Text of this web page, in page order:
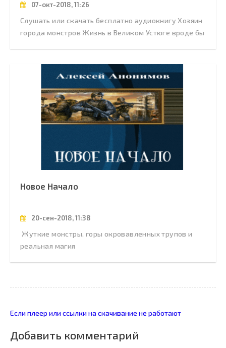
07-окт-2018, 11:26
Слушать или скачать бесплатно аудиокнигу Хозяин
города монстров Жизнь в Великом Устюге вроде бы
Новое Начало
20-сен-2018, 11:38
Жуткие монстры, горы окровавленных трупов и
реальная магия
Если плеер или ссылки на скачивание не работают
Добавить комментарий